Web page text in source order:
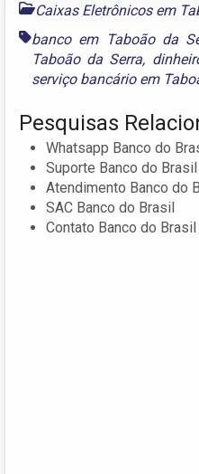
Caixas Eletrônicos em
banco em Taboão da
Taboão da Serra,
serviço bancário em
Pesquisas
Whatsapp Banco do
Suporte Banco do Brasil
Atendimento Banco do
SAC Banco do Brasil
Contato Banco do Brasil